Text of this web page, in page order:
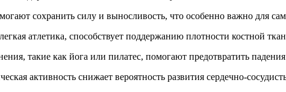
сохранить силу и выносливость, что особенно важно для
атлетика, способствует поддержанию плотности костной
такие как йога или пилатес, помогают предотвратить
активность снижает вероятность развития сердечно-